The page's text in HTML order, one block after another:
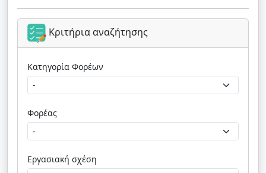
Κριτήρια αναζήτησης
Κατηγορία Φορέων
Φορέας
Εργασιακή σχέση